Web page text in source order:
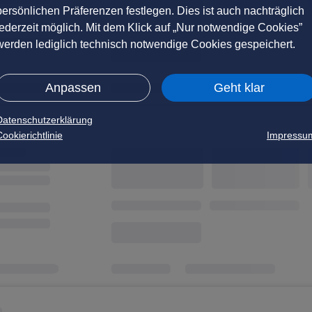
Präferenzen festlegen. Dies ist auch nachträglich
möglich. Mit dem Klick auf „Nur notwendige Cookies”
lediglich technisch notwendige Cookies gespeichert.
Anpassen Geht klar